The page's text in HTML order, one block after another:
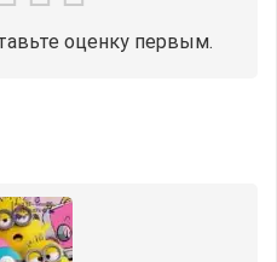
оценку первым.